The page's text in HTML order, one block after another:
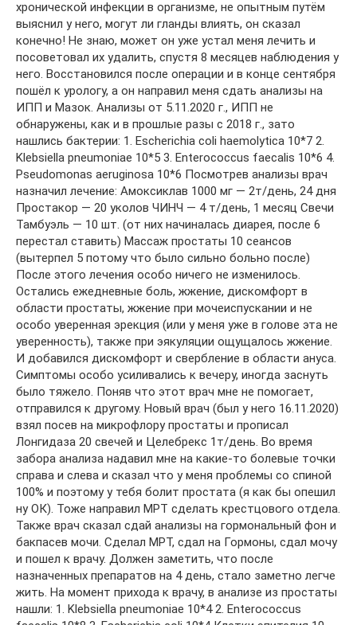
хронической инфекции в организме, не опытным путём
выяснил у него, могут ли гланды влиять, он сказал
конечно! Не знаю, может он уже устал меня лечить и
посоветовал их удалить, спустя 8 месяцев наблюдения у
него. Восстановился после операции и в конце сентября
пошёл к урологу, а он направил меня сдать анализы на
ИПП и Мазок. Анализы от 5.11.2020 г., ИПП не
обнаружены, как и в прошлые разы с 2018 г., зато
нашлись бактерии: 1. Escherichia coli haemolytica 10*7 2.
Klebsiella pneumoniae 10*5 3. Enterococcus faecalis 10*6 4.
Pseudomonas aeruginosa 10*6 Посмотрев анализы врач
назначил лечение: Амоксиклав 1000 мг — 2т/день, 24 дня
Простакор — 20 уколов ЧИНЧ — 4 т/день, 1 месяц Свечи
Тамбуэль — 10 шт. (от них начиналась диарея, после 6
перестал ставить) Массаж простаты 10 сеансов
(вытерпел 5 потому что было сильно больно после)
После этого лечения особо ничего не изменилось.
Остались ежедневные боль, жжение, дискомфорт в
области простаты, жжение при мочеиспускании и не
особо уверенная эрекция (или у меня уже в голове эта не
уверенность), также при эякуляции ощущалось жжение.
И добавился дискомфорт и свербление в области ануса.
Симптомы особо усиливались к вечеру, иногда заснуть
было тяжело. Поняв что этот врач мне не помогает,
отправился к другому. Новый врач (был у него 16.11.2020)
взял посев на микрофлору простаты и прописал
Лонгидаза 20 свечей и Целебрекс 1т/день. Во время
забора анализа надавил мне на какие-то болевые точки
справа и слева и сказал что у меня проблемы со спиной
100% и поэтому у тебя болит простата (я как бы опешил
ну ОК). Тоже направил МРТ сделать крестцового отдела.
Также врач сказал сдай анализы на гормональный фон и
бакпасев мочи. Сделал МРТ, сдал на Гормоны, сдал мочу
и пошел к врачу. Должен заметить, что после
назначенных препаратов на 4 день, стало заметно легче
жить. На момент прихода к врачу, в анализе из простаты
нашли: 1. Klebsiella pneumoniae 10*4 2. Enterococcus